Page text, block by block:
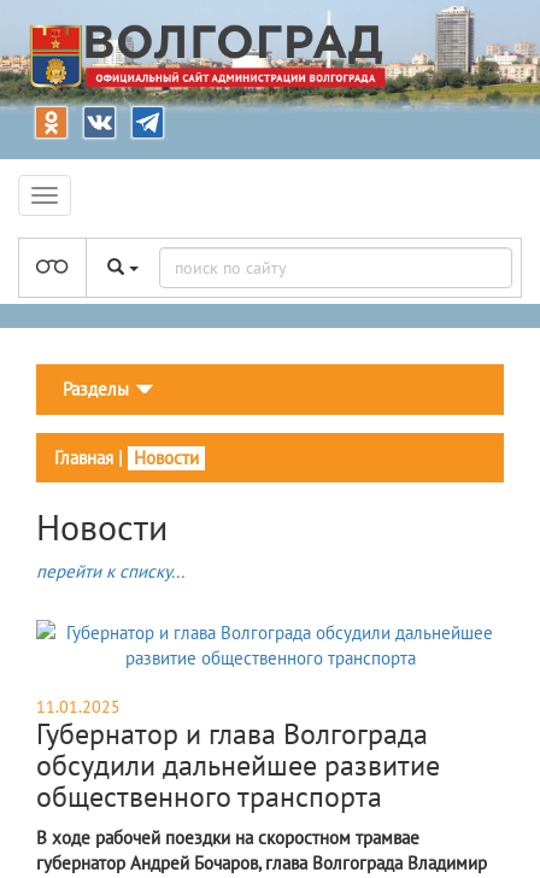
Разделы
Главная | Новости
Новости
перейти к списку...
11.01.2025
Губернатор и глава Волгограда
обсудили дальнейшее развитие
общественного транспорта
В ходе рабочей поездки на скоростном трамвае
губернатор Андрей Бочаров, глава Волгограда Владимир